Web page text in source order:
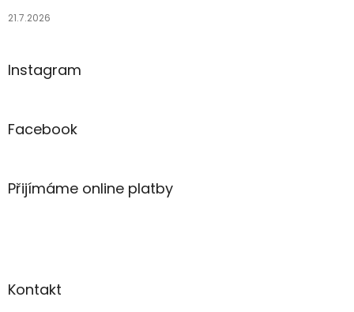
21.7.2026
Instagram
Facebook
Přijímáme online platby
Kontakt